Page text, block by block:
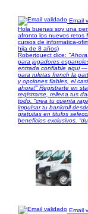
Email
Hola buenas soy una
afronto los nuevos retos
cursos de informatica-
hija de 8 años)
Robertquect dice:
para jugadores
entrada confiable aqui —
para ruletas french la
y opciones fiables, el
ahora!” Registrarte en
registrarse, rellena tus
todo. “crea tu cuenta
impulsar tu bankroll
gratuitas en titulos
beneficios exclusivos.
Email